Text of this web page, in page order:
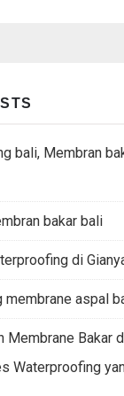
bali, Membran
bakar bali
di
membrane aspal
Membrane Bakar
Waterproofing